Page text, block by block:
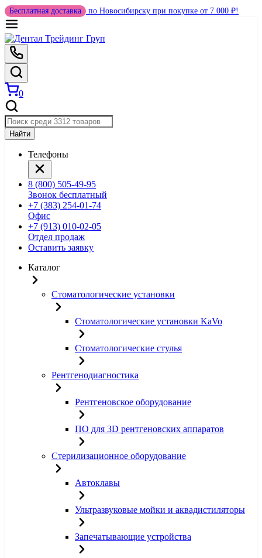
Бесплатная доставка по Новосибирску при покупке от 7 000 ₽!
0
Найти
Телефоны
8 (800) 505-49-95
Звонок бесплатный
+7 (383) 254-01-74
Офис
+7 (913) 010-02-05
Отдел продаж
Оставить заявку
Каталог
Стоматологические установки
Стоматологические установки KaVo
Стоматологические стулья
Рентгенодиагностика
Рентгеновское оборудование
ПО для 3D рентгеновских аппаратов
Стерилизационное оборудование
Автоклавы
Ультразвуковые мойки и аквадистиляторы
Запечатывающие устройства